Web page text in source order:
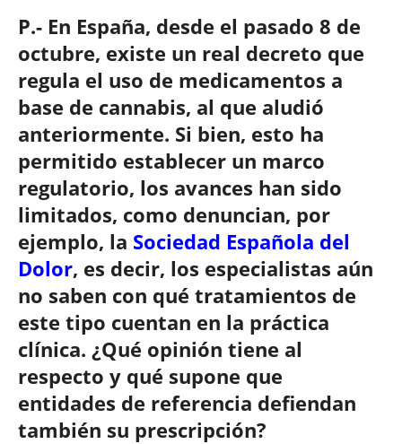
P.- En España, desde el pasado 8 de
octubre, existe un real decreto que
regula el uso de medicamentos a
base de cannabis, al que aludió
anteriormente. Si bien, esto ha
permitido establecer un marco
regulatorio, los avances han sido
limitados, como denuncian, por
ejemplo, la Sociedad Española del
Dolor, es decir, los especialistas aún
no saben con qué tratamientos de
este tipo cuentan en la práctica
clínica. ¿Qué opinión tiene al
respecto y qué supone que
entidades de referencia defiendan
también su prescripción?